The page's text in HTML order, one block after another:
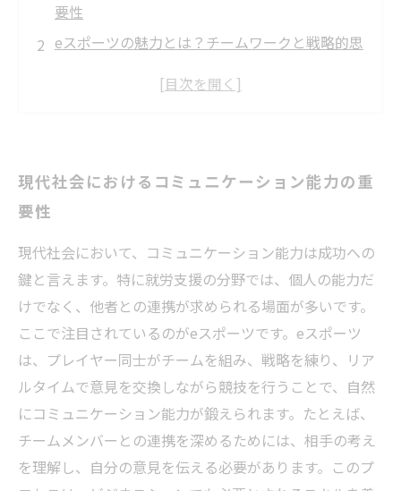
要性
eスポーツの魅力とは？チームワークと戦略的思
ゲームの枠を超える！リアルタイムでの意見交
ニケーション能力の向上
実際の事例から学ぶ！eスポーツで育まれたコミ
ュニケーションの力
未来を形作る：eスポーツを通じて育んだスキル
がキャリアに与える影響
現代社会におけるコミュニケーション能力の重
要性
現代社会において、コミュニケーション能力は成功への
鍵と言えます。特に就労支援の分野では、個人の能力だ
けでなく、他者との連携が求められる場面が多いです。
ここで注目されているのがeスポーツです。eスポーツ
は、プレイヤー同士がチームを組み、戦略を練り、リア
ルタイムで意見を交換しながら競技を行うことで、自然
にコミュニケーション能力が鍛えられます。たとえば、
チームメンバーとの連携を深めるためには、相手の考え
を理解し、自分の意見を伝える必要があります。このプ